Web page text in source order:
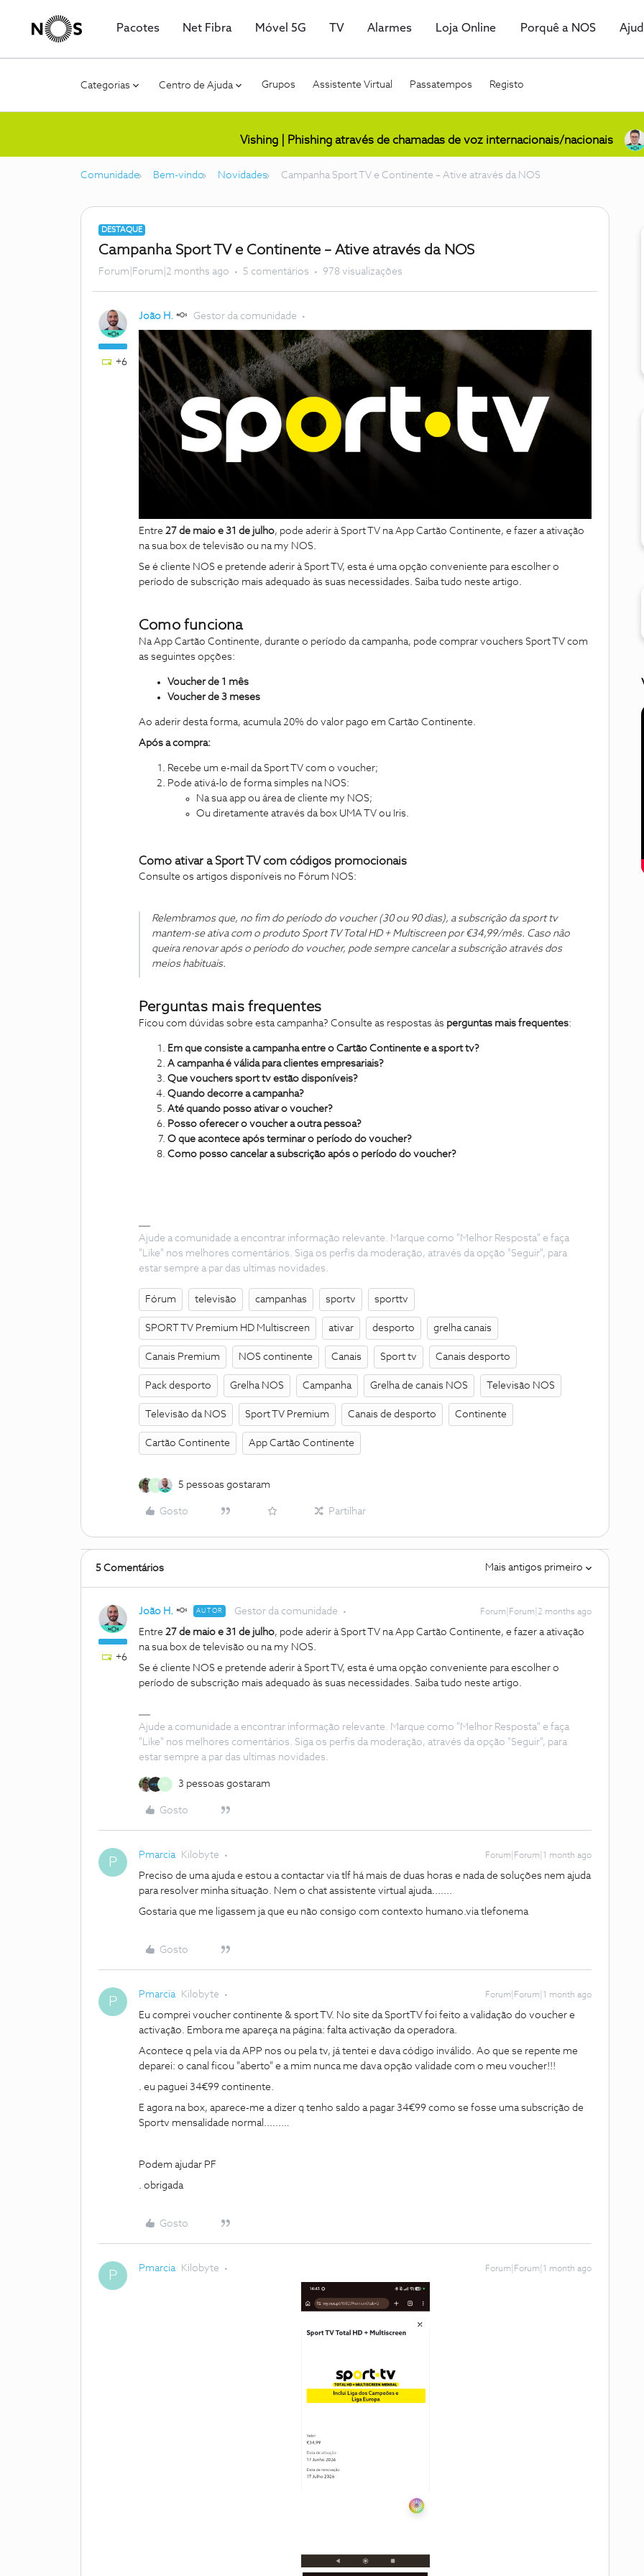
Pacotes Net Fibra Móvel 5G TV Alarmes Loja Online Porquê a NOS
Categorias Centro de Ajuda Grupos Assistente Virtual Passatempos Registo
Vishing | Phishing através de chamadas de voz internacionais/nacionais
Comunidade Bem-vindo Novidades Campanha Sport TV e Continente – Ative através da NOS
DESTAQUE
Campanha Sport TV e Continente – Ative através da NOS
Forum|Forum|2 months ago 5 comentários 978 visualizações
+6
João H. Gestor da comunidade
Entre 27 de maio e 31 de julho, pode aderir à Sport TV na App Cartão Continente, e fazer a ativação
na sua box de televisão ou na my NOS.
Se é cliente NOS e pretende aderir à Sport TV, esta é uma opção conveniente para escolher o
período de subscrição mais adequado às suas necessidades. Saiba tudo neste artigo.
Como funciona
Na App Cartão Continente, durante o período da campanha, pode comprar vouchers Sport TV com
as seguintes opções:
Voucher de 1 mês
Voucher de 3 meses
Ao aderir desta forma, acumula 20% do valor pago em Cartão Continente.
Após a compra:
Recebe um e-mail da Sport TV com o voucher;
Pode ativá-lo de forma simples na NOS:
Na sua app ou área de cliente my NOS;
Ou diretamente através da box UMA TV ou Iris.
Como ativar a Sport TV com códigos promocionais
Consulte os artigos disponíveis no Fórum NOS:
Relembramos que, no fim do período do voucher (30 ou 90 dias), a subscrição da sport tv
mantem-se ativa com o produto Sport TV Total HD + Multiscreen por €34,99/mês. Caso não
queira renovar após o período do voucher, pode sempre cancelar a subscrição através dos
meios habituais.
Perguntas mais frequentes
Ficou com dúvidas sobre esta campanha? Consulte as respostas às perguntas mais frequentes:
Em que consiste a campanha entre o Cartão Continente e a sport tv?
A campanha é válida para clientes empresariais?
Que vouchers sport tv estão disponíveis?
Quando decorre a campanha?
Até quando posso ativar o voucher?
Posso oferecer o voucher a outra pessoa?
O que acontece após terminar o período do voucher?
Como posso cancelar a subscrição após o período do voucher?
Ajude a comunidade a encontrar informação relevante. Marque como "Melhor Resposta" e faça
"Like" nos melhores comentários. Siga os perfis da moderação, através da opção "Seguir", para
estar sempre a par das ultimas novidades.
Fórum televisão campanhas sportv sporttv
SPORT TV Premium HD Multiscreen ativar desporto grelha canais
Canais Premium NOS continente Canais Sport tv Canais desporto
Pack desporto Grelha NOS Campanha Grelha de canais NOS Televisão NOS
Televisão da NOS Sport TV Premium Canais de desporto Continente
Cartão Continente App Cartão Continente
M 5 pessoas gostaram
Gosto Partilhar
5 Comentários Mais antigos primeiro
+6
João H. AUTOR Gestor da comunidade Forum|Forum|2 months ago
Entre 27 de maio e 31 de julho, pode aderir à Sport TV na App Cartão Continente, e fazer a ativação
na sua box de televisão ou na my NOS.
Se é cliente NOS e pretende aderir à Sport TV, esta é uma opção conveniente para escolher o
período de subscrição mais adequado às suas necessidades. Saiba tudo neste artigo.
Ajude a comunidade a encontrar informação relevante. Marque como "Melhor Resposta" e faça
"Like" nos melhores comentários. Siga os perfis da moderação, através da opção "Seguir", para
estar sempre a par das ultimas novidades.
M 3 pessoas gostaram
Gosto
P Pmarcia Kilobyte Forum|Forum|1 month ago
Preciso de uma ajuda e estou a contactar via tlf há mais de duas horas e nada de soluções nem ajuda
para resolver minha situação. Nem o chat assistente virtual ajuda.......
Gostaria que me ligassem ja que eu não consigo com contexto humano.via tlefonema
Gosto
P Pmarcia Kilobyte Forum|Forum|1 month ago
Eu comprei voucher continente & sport TV. No site da SportTV foi feito a validação do voucher e
activação. Embora me apareça na página: falta activação da operadora.
Acontece q pela via da APP nos ou pela tv, já tentei e dava código inválido. Ao que se repente me
deparei: o canal ficou "aberto" e a mim nunca me dava opção validade com o meu voucher!!!
. eu paguei 34€99 continente.
E agora na box, aparece-me a dizer q tenho saldo a pagar 34€99 como se fosse uma subscrição de
Sportv mensalidade normal......…
Podem ajudar PF
. obrigada
Gosto
P Pmarcia Kilobyte Forum|Forum|1 month ago